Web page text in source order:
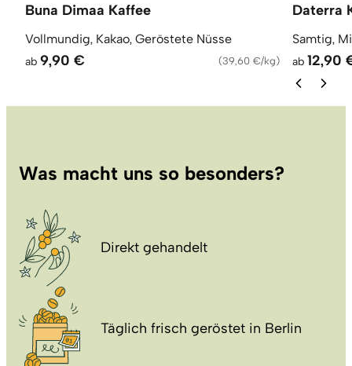
Buna Dimaa Kaffee
Vollmundig, Kakao, Geröstete Nüsse
ab 9,90 € (39,60 €/kg)
Daterra
Samtig,
ab 12,90
Was macht uns so besonders?
Direkt gehandelt
Täglich frisch geröstet in Berlin